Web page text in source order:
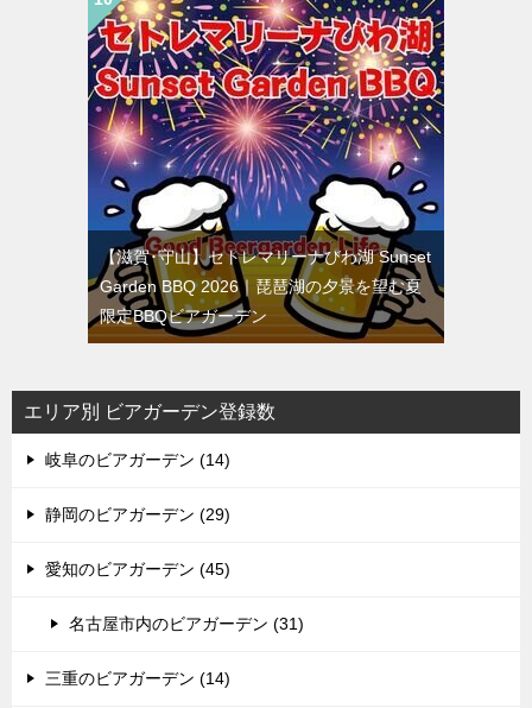
【滋賀･守山】セトレマリーナびわ湖 Sunset
Garden BBQ 2026｜琵琶湖の夕景を望む夏
限定BBQビアガーデン
エリア別 ビアガーデン登録数
岐阜のビアガーデン (14)
静岡のビアガーデン (29)
愛知のビアガーデン (45)
名古屋市内のビアガーデン (31)
三重のビアガーデン (14)